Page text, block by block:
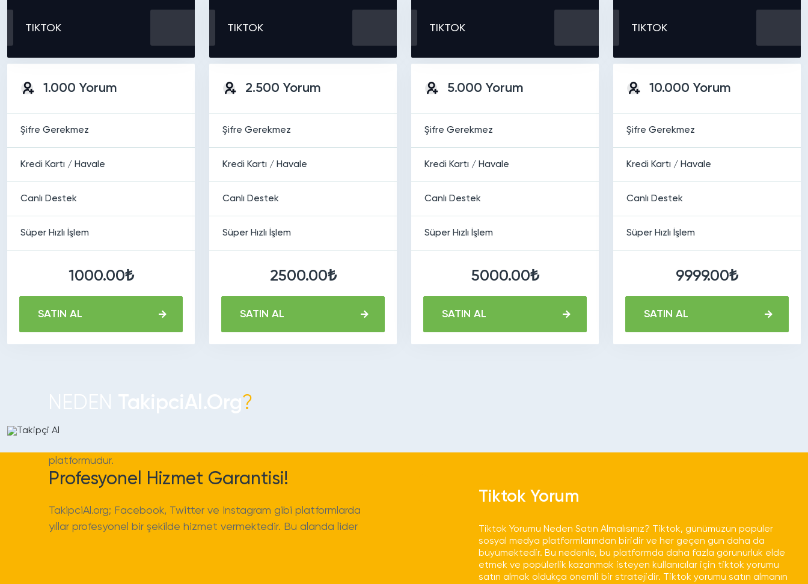
TIKTOK
1.000 Yorum
Şifre Gerekmez
Kredi Kartı / Havale
Canlı Destek
Süper Hızlı İşlem
1000.00₺
SATIN AL
TIKTOK
2.500 Yorum
Şifre Gerekmez
Kredi Kartı / Havale
Canlı Destek
Süper Hızlı İşlem
2500.00₺
SATIN AL
TIKTOK
5.000 Yorum
Şifre Gerekmez
Kredi Kartı / Havale
Canlı Destek
Süper Hızlı İşlem
5000.00₺
SATIN AL
TIKTOK
10.000 Yorum
Şifre Gerekmez
Kredi Kartı / Havale
Canlı Destek
Süper Hızlı İşlem
9999.00₺
SATIN AL
NEDEN TakipciAl.Org?
TakipciAl.org sadece Instagram değil aynı zamanda Facebook,
Twitter, TikTok ve diğer sosyal medya platformlarına yönelik
platformudur.
Profesyonel Hizmet Garantisi!
TakipciAl.org; Facebook, Twitter ve Instagram gibi platformlarda
yıllar profesyonel bir şekilde hizmet vermektedir. Bu alanda lider
Tiktok Yorum
Tiktok Yorumu Neden Satın Almalısınız? Tiktok, günümüzün popüler
sosyal medya platformlarından biridir ve her geçen gün daha da
büyümektedir. Bu nedenle, bu platformda daha fazla görünürlük elde
etmek ve popülerlik kazanmak isteyen kullanıcılar için tiktok yorumu
satın almak oldukça önemli bir stratejidir. Tiktok yorumu satın almanın